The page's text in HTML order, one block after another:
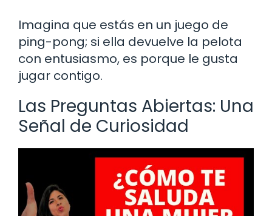
Imagina que estás en un juego de
ping-pong; si ella devuelve la pelota
con entusiasmo, es porque le gusta
jugar contigo.
Las Preguntas Abiertas: Una
Señal de Curiosidad